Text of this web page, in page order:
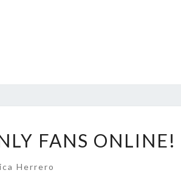
FANS ONLINE!
Herrero